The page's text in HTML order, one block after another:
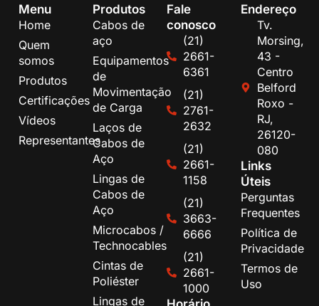
Menu
Home
Quem
somos
Produtos
Certificações
Vídeos
Representantes
Produtos
Cabos de
aço
Equipamentos
de
Movimentação
de Carga
Laços de
Cabos de
Aço
Lingas de
Cabos de
Aço
Microcabos /
Technocables
Cintas de
Poliéster
Lingas de
Fale
conosco
(21)
2661-
6361
(21)
2761-
2632
(21)
2661-
1158
(21)
3663-
6666
(21)
2661-
1000
Endereço
Tv.
Morsing,
43 -
Centro
Belford
Roxo -
RJ,
26120-
080
Links
Úteis
Perguntas
Frequentes
Política de
Privacidade
Termos de
Uso